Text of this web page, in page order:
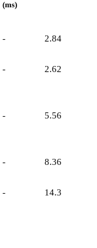
(ms)
- 2.84
- 2.62
- 5.56
- 8.36
- 14.3